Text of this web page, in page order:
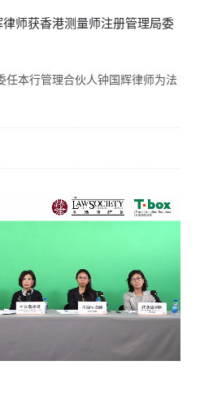
师获香港测量师注册管理局委
任本行管理合伙人钟国辉律师为法